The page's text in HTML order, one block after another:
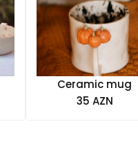
Ceramic mug
35 AZN